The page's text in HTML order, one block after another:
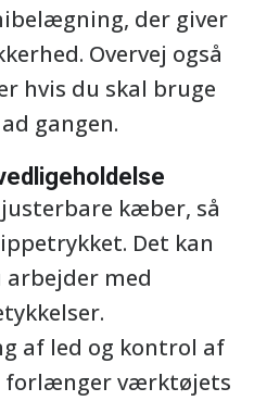
der giver
Overvej også
hvis du skal bruge
gangen.
kæber, så
Det kan
med
af led og kontrol af
forlænger værktøjets